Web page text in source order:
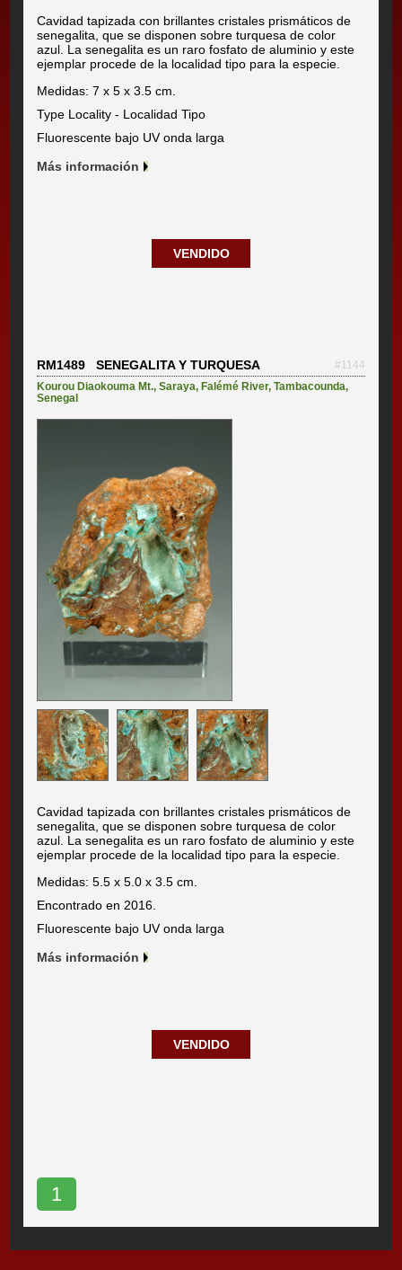
Cavidad tapizada con brillantes cristales prismáticos de
senegalita, que se disponen sobre turquesa de color
azul. La senegalita es un raro fosfato de aluminio y este
ejemplar procede de la localidad tipo para la especie.
Medidas: 7 x 5 x 3.5 cm.
Type Locality - Localidad Tipo
Fluorescente bajo UV onda larga
Más información
VENDIDO
RM1489 SENEGALITA Y TURQUESA
#1144
Kourou Diaokouma Mt.,Saraya,Falémé River,Tambacounda,
Senegal
Cavidad tapizada con brillantes cristales prismáticos de
senegalita, que se disponen sobre turquesa de color
azul. La senegalita es un raro fosfato de aluminio y este
ejemplar procede de la localidad tipo para la especie.
Medidas: 5.5 x 5.0 x 3.5 cm.
Encontrado en 2016.
Fluorescente bajo UV onda larga
Más información
VENDIDO
1